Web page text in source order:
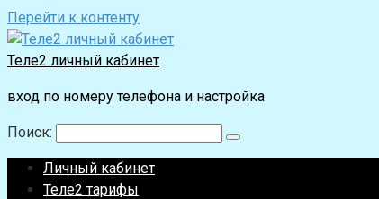
Перейти к контенту
Теле2 личный кабинет
вход по номеру телефона и настройка
Поиск:
Личный кабинет
Теле2 тарифы